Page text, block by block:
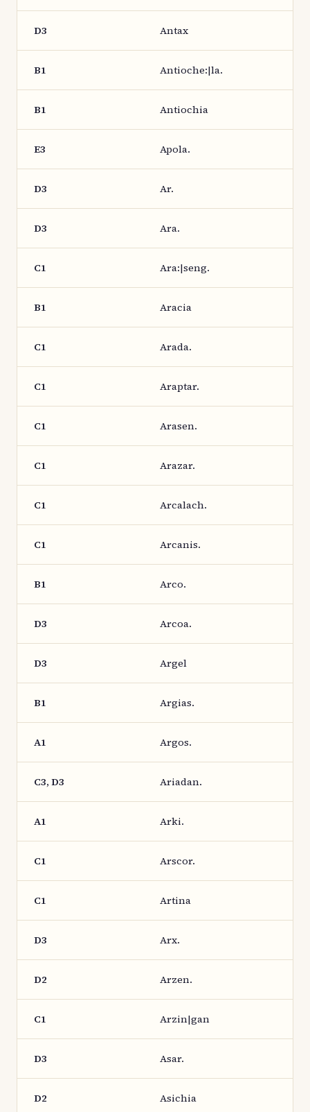
D3 Antax
B1 Antioche:|la.
B1 Antiochia
E3 Apola.
D3 Ar.
D3 Ara.
C1 Ara:|seng.
B1 Aracia
C1 Arada.
C1 Araptar.
C1 Arasen.
C1 Arazar.
C1 Arcalach.
C1 Arcanis.
B1 Arco.
D3 Arcoa.
D3 Argel
B1 Argias.
A1 Argos.
C3, D3 Ariadan.
A1 Arki.
C1 Arscor.
C1 Artina
D3 Arx.
D2 Arzen.
C1 Arzin|gan
D3 Asar.
D2 Asichia